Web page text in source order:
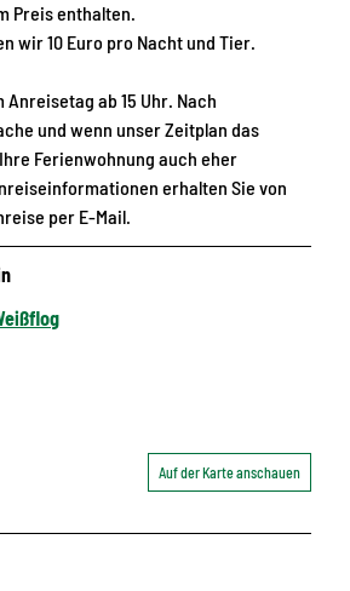
Preis enthalten.
wir 10 Euro pro Nacht und Tier.
ab 15 Uhr. Nach
und wenn unser Zeitplan das
Ferienwohnung auch eher
erhalten Sie von
per E-Mail.
Auf der Karte anschauen